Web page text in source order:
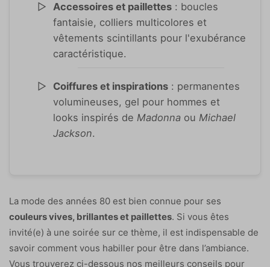
Accessoires et paillettes : boucles
fantaisie, colliers multicolores et
vêtements scintillants pour l'exubérance
caractéristique.
Coiffures et inspirations : permanentes
volumineuses, gel pour hommes et
looks inspirés de Madonna ou Michael
Jackson.
La mode des années 80 est bien connue pour ses
couleurs vives, brillantes et paillettes. Si vous êtes
invité(e) à une soirée sur ce thème, il est indispensable de
savoir comment vous habiller pour être dans l’ambiance.
Vous trouverez ci-dessous nos meilleurs conseils pour